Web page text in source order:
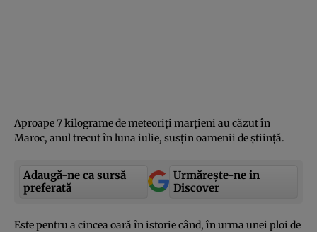
Aproape 7 kilograme de meteoriţi marţieni au căzut în
Maroc, anul trecut în luna iulie, susţin oamenii de ştiinţă.
Adaugă-ne ca sursă
preferată
Urmărește-ne in
Discover
Este pentru a cincea oară în istorie când, în urma unei ploi de